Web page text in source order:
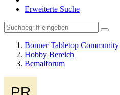
Erweiterte Suche
Bonner Tabletop
Hobby Bereich
Bemalforum